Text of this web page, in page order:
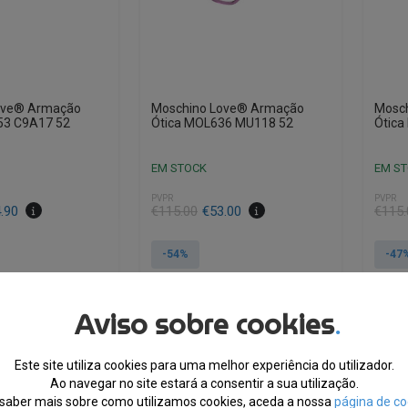
Armação
C9A17 52
Moschino Love® Armação
Ótica MOL636 MU118 52
EM STOCK
PVPR
€115.00
O
original
era:
€53.00
O
atual
é:
-54%
Ótica
EM
PVPR
€
O
era:
O
atual
é:
-
CUPÃO: 10% EXTRA, CUPÃO:
SUMMER10
Aviso sobre cookies.
Este site utiliza cookies para uma melhor experiência do utilizador.
Ao navegar no site estará a consentir a sua utilização.
mais sobre como utilizamos cookies, aceda a nossa página de